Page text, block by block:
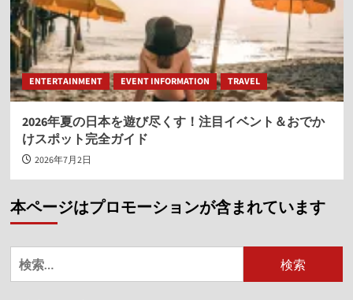
ENTERTAINMENT EVENT INFORMATION TRAVEL
2026年夏の日本を遊び尽くす！注目イベント＆おでか
けスポット完全ガイド
2026年7月2日
本ページはプロモーションが含まれています
検
索: